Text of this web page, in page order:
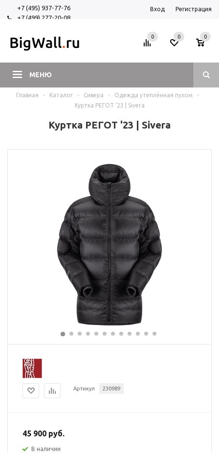
+7 (495) 937-77-76
+7 (499) 277-20-08
Вход Регистрация
МЕНЮ
0 0
0
Главная - Каталог - Сивера - Одежда утеплённая пухом
-
Куртка РЕГОТ '23 | Sivera
Куртка РЕГОТ '23 | Sivera
Артикул 230989
45 900 руб.
В наличии